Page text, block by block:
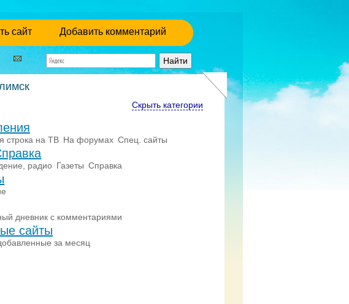
сайт Добавить комментарий
Скрыть категории
строка на ТВ На форумах Спец. сайты
радио Газеты Справка
дневник с комментариями
сайты
за месяц